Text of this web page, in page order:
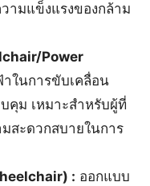
ามแข็งแรงของกล้าม
Power
ในการขับเคลื่อน
คุม เหมาะสำหรับผู้ที่
สะดวกสบายในการ
: ออกแบบ